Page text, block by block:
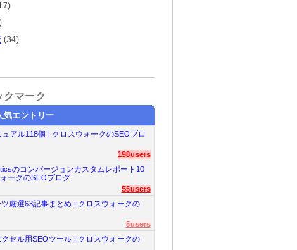
(34)
クマーク
気エントリー
アル118個 | クロスウォークのSEOブロ
198users
のコンバージョンカスタムレポート10
ークのSEOブログ
55users
厳選63記事まとめ | クロスウォークの
5users
セル用SEOツール | クロスウォークの